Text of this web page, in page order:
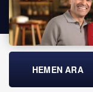
HEMEN ARA